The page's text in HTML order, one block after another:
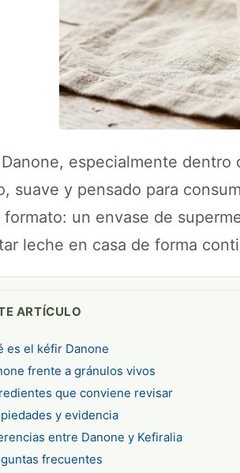
especialmente
suave y pensado para
formato: un envase de
leche en casa de forma
ARTÍCULO
es el kéfir Danone
frente a gránulos vivos
que conviene revisar
y evidencia
entre Danone y Kefiralia
frecuentes